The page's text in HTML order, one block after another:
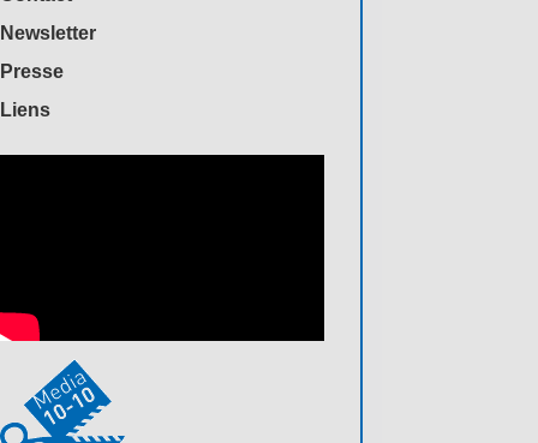
Newsletter
Presse
Liens